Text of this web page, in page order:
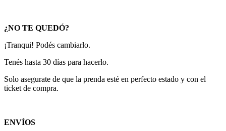
¿NO TE QUEDÓ?
¡Tranqui! Podés cambiarlo.
Tenés hasta 30 días para hacerlo.
Solo asegurate de que la prenda esté en perfecto estado y con el
ticket de compra.
ENVÍOS